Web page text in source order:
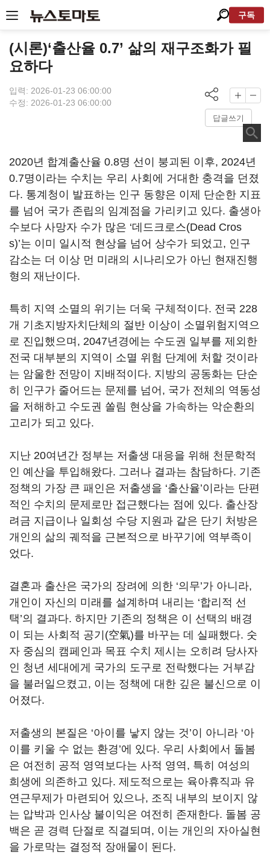
구독
(시론)‘출산율 0.7’ 삶의 재구조화가 필
요하다
입력: 2026-01-23 06:00:00
수정: 2026-01-23 06:00:00
답글쓰기
2020년 합계출산율 0.8명 선이 붕괴된 이후, 2024년
0.7명이라는 수치는 우리 사회에 거대한 충격을 던졌
다. 통계청이 발표하는 인구 동향은 이제 단순한 지표
를 넘어 국가 존립의 임계점을 가리키고 있다. 출생아
수보다 사망자 수가 많은 ‘데드크로스(Dead Cros
s)’는 이미 일시적 현상을 넘어 상수가 되었고, 인구
감소는 더 이상 먼 미래의 시나리오가 아닌 현재진행
형의 재난이다.
특히 지역 소멸의 위기는 더욱 구체적이다. 전국 228
개 기초지방자치단체의 절반 이상이 소멸위험지역으
로 진입했으며, 2047년경에는 수도권 일부를 제외한
전국 대부분의 지역이 소멸 위험 단계에 처할 것이라
는 암울한 전망이 지배적이다. 지방의 공동화는 단순
히 인구가 줄어드는 문제를 넘어, 국가 전체의 역동성
을 저해하고 수도권 쏠림 현상을 가속하는 악순환의
고리가 되고 있다.
지난 20여년간 정부는 저출생 대응을 위해 천문학적
인 예산을 투입해왔다. 그러나 결과는 참담하다. 기존
정책의 가장 큰 패인은 저출생을 ‘출산율’이라는 단편
적인 수치의 문제로만 접근했다는 점에 있다. 출산장
려금 지급이나 일회성 수당 지원과 같은 단기 처방은
개인의 삶의 궤적을 근본적으로 바꾸기에 역부족이
었다.
결혼과 출산은 국가의 장려에 의한 ‘의무’가 아니라,
개인이 자신의 미래를 설계하며 내리는 ‘합리적 선
택’의 결과다. 하지만 기존의 정책은 이 선택의 배경
이 되는 사회적 공기(空氣)를 바꾸는 데 실패했다. 숫
자 중심의 캠페인과 목표 수치 제시는 오히려 당사자
인 청년 세대에게 국가의 도구로 전락했다는 거부감
을 불러일으켰고, 이는 정책에 대한 깊은 불신으로 이
어졌다.
저출생의 본질은 ‘아이를 낳지 않는 것’이 아니라 ‘아
이를 키울 수 없는 환경’에 있다. 우리 사회에서 돌봄
은 여전히 공적 영역보다는 사적 영역, 특히 여성의
희생에 의존하고 있다. 제도적으로는 육아휴직과 유
연근무제가 마련되어 있으나, 조직 내부의 보이지 않
는 압박과 인사상 불이익은 여전히 존재한다. 돌봄 공
백은 곧 경력 단절로 직결되며, 이는 개인의 자아실현
을 가로막는 결정적 장애물이 된다.